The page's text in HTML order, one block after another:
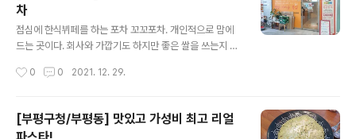
차
점심에 한식뷔페를 하는 포차 꼬꼬포차. 개인적으로 맘에
드는 곳이다. 회사와 가깝기도 하지만 좋은 쌀을 쓰는지 밥
일단 메뉴는 이렇게 정해져 있는데 언제 바뀔지는 모르겠
0 0 2021. 12. 29.
[부평구청/부평동] 맛있고 가성비 최고 리얼